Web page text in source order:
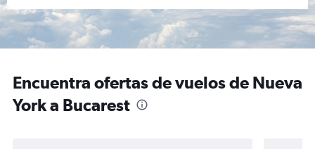
Encuentra ofertas de vuelos de Nueva
York a Bucarest